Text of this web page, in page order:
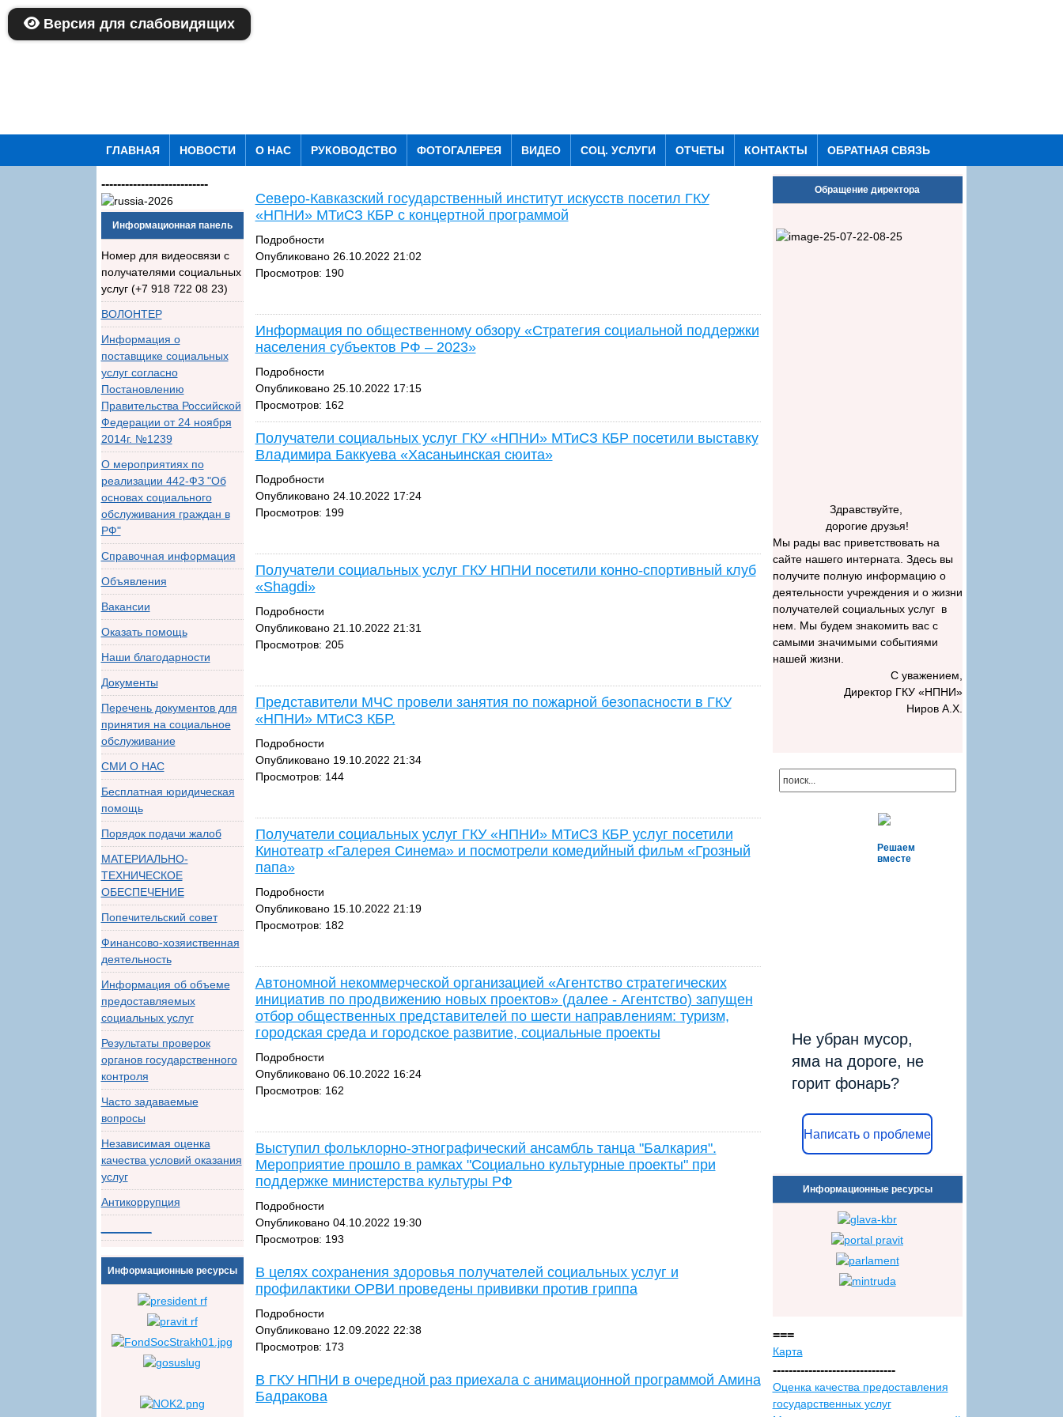
ГЛАВНАЯ НОВОСТИ О НАС РУКОВОДСТВО ФОТОГАЛЕРЕЯ ВИДЕО СОЦ. УСЛУГИ ОТЧЕТЫ КОНТАКТЫ ОБРАТНАЯ СВЯЗЬ
---------------------------
Информационная панель
Номер для видеосвязи с
получателями социальных
услуг (+7 918 722 08 23)
ВОЛОНТЕР
Информация о
поставщике социальных
услуг согласно
Постановлению
Правительства Российской
Федерации от 24 ноября
2014г. №1239
О мероприятиях по
реализации 442-ФЗ "Об
основах социального
обслуживания граждан в
РФ"
Справочная информация
Объявления
Вакансии
Оказать помощь
Наши благодарности
Документы
Перечень документов для
принятия на социальное
обслуживание
СМИ О НАС
Бесплатная юридическая
помощь
Порядок подачи жалоб
МАТЕРИАЛЬНО-
ТЕХНИЧЕСКОЕ
ОБЕСПЕЧЕНИЕ
Попечительский совет
Финансово-хозяиственная
деятельность
Информация об объеме
предоставляемых
социальных услуг
Результаты проверок
органов государственного
контроля
Часто задаваемые
вопросы
Независимая оценка
качества условий оказания
услуг
Антикоррупция
Информационные ресурсы
Северо-Кавказский государственный институт искусств посетил ГКУ
«НПНИ» МТиСЗ КБР с концертной программой
Подробности
Опубликовано 26.10.2022 21:02
Просмотров: 190
Информация по общественному обзору «Стратегия социальной поддержки
населения субъектов РФ – 2023»
Подробности
Опубликовано 25.10.2022 17:15
Просмотров: 162
Получатели социальных услуг ГКУ «НПНИ» МТиСЗ КБР посетили выставку
Владимира Баккуева «Хасаньинская сюита»
Подробности
Опубликовано 24.10.2022 17:24
Просмотров: 199
Получатели социальных услуг ГКУ НПНИ посетили конно-спортивный клуб
«Shagdi»
Подробности
Опубликовано 21.10.2022 21:31
Просмотров: 205
Представители МЧС провели занятия по пожарной безопасности в ГКУ
«НПНИ» МТиСЗ КБР.
Подробности
Опубликовано 19.10.2022 21:34
Просмотров: 144
Получатели социальных услуг ГКУ «НПНИ» МТиСЗ КБР услуг посетили
Кинотеатр «Галерея Синема» и посмотрели комедийный фильм «Грозный
папа»
Подробности
Опубликовано 15.10.2022 21:19
Просмотров: 182
Автономной некоммерческой организацией «Агентство стратегических
инициатив по продвижению новых проектов» (далее - Агентство) запущен
отбор общественных представителей по шести направлениям: туризм,
городская среда и городское развитие, социальные проекты
Подробности
Опубликовано 06.10.2022 16:24
Просмотров: 162
Выступил фольклорно-этнографический ансамбль танца "Балкария".
Мероприятие прошло в рамках "Социально культурные проекты" при
поддержке министерства культуры РФ
Подробности
Опубликовано 04.10.2022 19:30
Просмотров: 193
В целях сохранения здоровья получателей социальных услуг и
профилактики ОРВИ проведены прививки против гриппа
Подробности
Опубликовано 12.09.2022 22:38
Просмотров: 173
В ГКУ НПНИ в очередной раз приехала с анимационной программой Амина
Бадракова
Обращение директора
Здравствуйте,
дорогие друзья!
Мы рады вас приветствовать на
сайте нашего интерната. Здесь вы
получите полную информацию о
деятельности учреждения и о жизни
получателей социальных услуг в
нем. Мы будем знакомить вас с
самыми значимыми событиями
нашей жизни.
С уважением,
Директор ГКУ «НПНИ»
Ниров А.Х.
Решаем
вместе
Не убран мусор,
яма на дороге, не
горит фонарь?
Написать о проблеме
Версия для слабовидящих
Информационные ресурсы
===
Карта
-------------------------------
Оценка качества предоставления
государственных услуг